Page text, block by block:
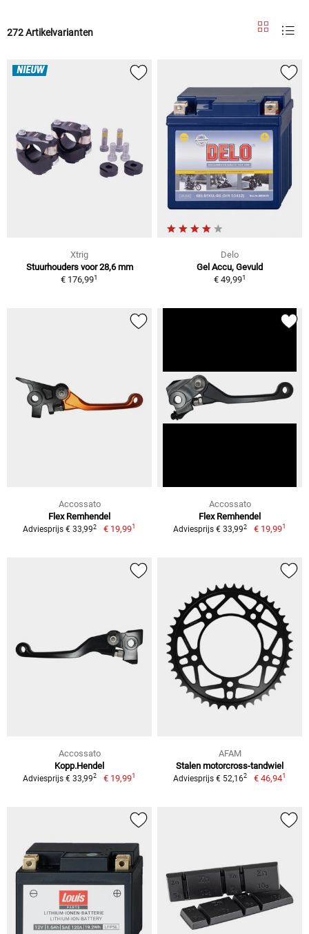
272 Artikelvarianten
NIEUW
Xtrig
Stuurhouders voor 28,6 mm
€ 176,991
Delo
Gel Accu, Gevuld
€ 49,991
Accossato
Flex Remhendel
Adviesprijs € 33,992 € 19,991
Accossato
Flex Remhendel
Adviesprijs € 33,992 € 19,991
Accossato
Kopp.Hendel
Adviesprijs € 33,992 € 19,991
AFAM
Stalen motorcross-tandwiel
Adviesprijs € 52,162 € 46,941